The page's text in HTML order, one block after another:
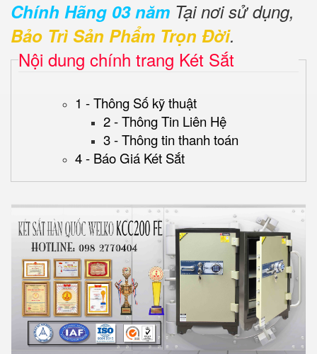
Chính Hãng 03 năm Tại nơi sử dụng,
Bảo Trì Sản Phẩm Trọn Đời.
Nội dung chính trang Két Sắt
1 - Thông Số kỹ thuật
2 - Thông Tin Liên Hệ
3 - Thông tin thanh toán
4 - Báo Giá Két Sắt